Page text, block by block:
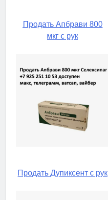
Продать Апбрави 800
мкг с рук
Продать Дупиксент с рук